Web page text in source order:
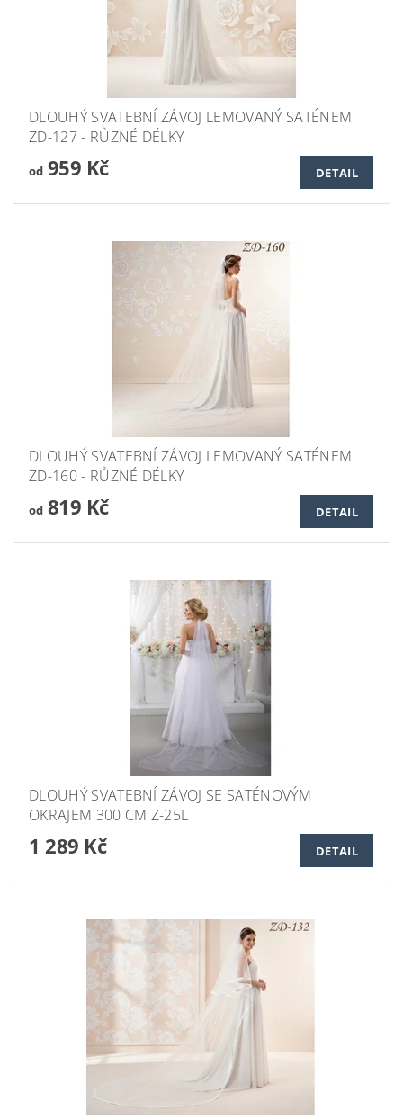
DLOUHÝ SVATEBNÍ ZÁVOJ LEMOVANÝ SATÉNEM
ZD-127 - RŮZNÉ DÉLKY
od959 Kč DETAIL
DLOUHÝ SVATEBNÍ ZÁVOJ LEMOVANÝ SATÉNEM
ZD-160 - RŮZNÉ DÉLKY
od819 Kč DETAIL
DLOUHÝ SVATEBNÍ ZÁVOJ SE SATÉNOVÝM
OKRAJEM 300 CM Z-25L
1 289 Kč DETAIL